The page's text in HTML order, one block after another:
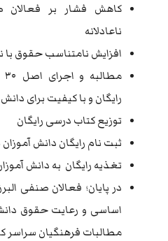
کاهش فشار بر
ناعادلانه
افزایش نامتناسب حقوق با
رایگان و با کیفیت برای
توزیع کتاب درسی رایگان
ثبت نام رایگان دانش
تغذیه رایگان به دانش
اساسی و رعایت حقوق
مطالبات فرهنگیان سراسر